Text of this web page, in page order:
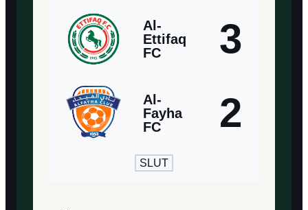
Al-
Ettifaq
FC
3
Al-
Fayha
FC
2
SLUT